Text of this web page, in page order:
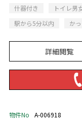
什器付き
トイレ男
駅から5分以内
か
詳細閲覧
物件No A-006918